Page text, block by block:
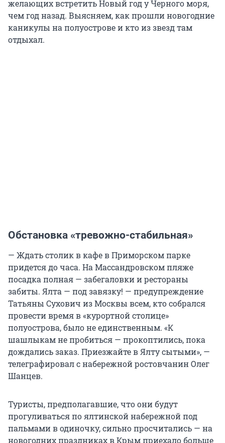
желающих встретить Новый год у Черного моря,
чем год назад. Выясняем, как прошли новогодние
каникулы на полуострове и кто из звезд там
отдыхал.
Обстановка «тревожно-стабильная»
— Ждать столик в кафе в Приморском парке
придется до часа. На Массандровском пляже
посадка полная — забегаловки и рестораны
забиты. Ялта — под завязку! — предупреждение
Татьяны Сухович из Москвы всем, кто собрался
провести время в «курортной столице»
полуострова, было не единственным. «К
шашлыкам не пробиться — прокоптились, пока
дождались заказ. Приезжайте в Ялту сытыми», —
телеграфировал с набережной ростовчанин Олег
Шанцев.
Туристы, предполагавшие, что они будут
прогуливаться по ялтинской набережной под
пальмами в одиночку, сильно просчитались — на
новогодних праздниках в Крым приехало больше